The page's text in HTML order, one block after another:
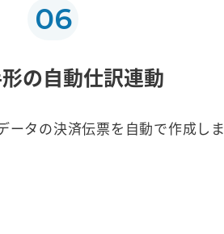
06
の自動仕訳連動
ータの決済伝票を自動で作成しま